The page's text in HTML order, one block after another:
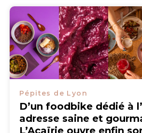
Pépites de Lyon
D’un foodbike dédié à
adresse saine et
L’Açaïrie ouvre enfin